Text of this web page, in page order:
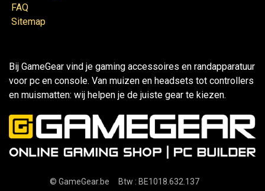
FAQ
Sitemap
Bij GameGear vind je gaming accessoires en randapparatuur
voor pc en console. Van muizen en headsets tot controllers
en muismatten: wij helpen je de juiste gear te kiezen.
© GameGear.be Btw : BE1018.632.137